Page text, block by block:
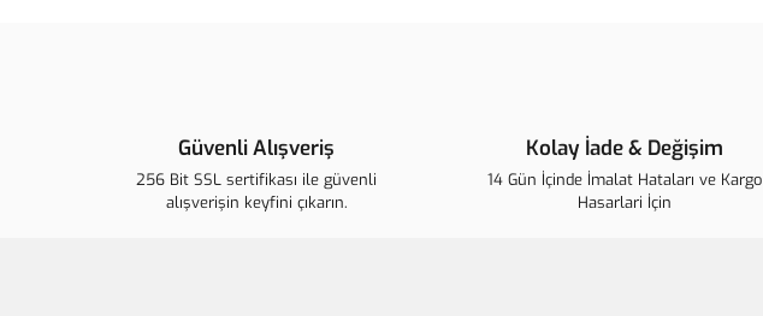
Güvenli Alışveriş
256 Bit SSL sertifikası ile güvenli
alışverişin keyfini çıkarın.
Kolay İade & Değişim
14 Gün İçinde İmalat Hataları ve Kargo
Hasarlari İçin